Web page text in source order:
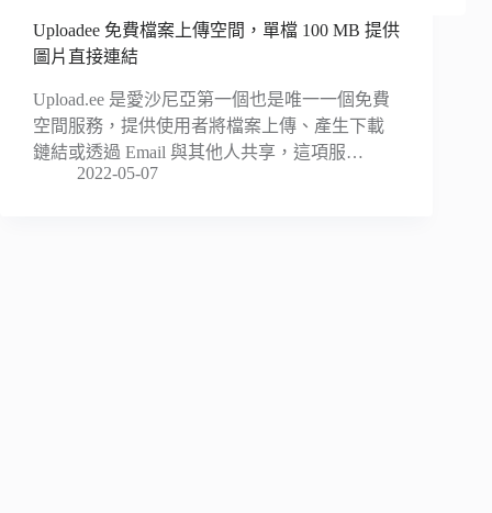
Uploadee 免費檔案上傳空間，單檔 100 MB 提供
圖片直接連結
Upload.ee 是愛沙尼亞第一個也是唯一一個免費
空間服務，提供使用者將檔案上傳、產生下載
鏈結或透過 Email 與其他人共享，這項服…
2022-05-07